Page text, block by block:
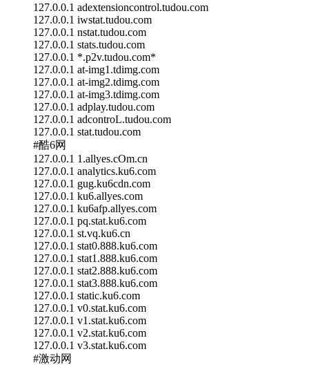
127.0.0.1 adextensioncontrol.tudou.com
127.0.0.1 iwstat.tudou.com
127.0.0.1 nstat.tudou.com
127.0.0.1 stats.tudou.com
127.0.0.1 *.p2v.tudou.com*
127.0.0.1 at-img1.tdimg.com
127.0.0.1 at-img2.tdimg.com
127.0.0.1 at-img3.tdimg.com
127.0.0.1 adplay.tudou.com
127.0.0.1 adcontroL.tudou.com
127.0.0.1 stat.tudou.com
#酷6网
127.0.0.1 1.allyes.cOm.cn
127.0.0.1 analytics.ku6.com
127.0.0.1 gug.ku6cdn.com
127.0.0.1 ku6.allyes.com
127.0.0.1 ku6afp.allyes.com
127.0.0.1 pq.stat.ku6.com
127.0.0.1 st.vq.ku6.cn
127.0.0.1 stat0.888.ku6.com
127.0.0.1 stat1.888.ku6.com
127.0.0.1 stat2.888.ku6.com
127.0.0.1 stat3.888.ku6.com
127.0.0.1 static.ku6.com
127.0.0.1 v0.stat.ku6.com
127.0.0.1 v1.stat.ku6.com
127.0.0.1 v2.stat.ku6.com
127.0.0.1 v3.stat.ku6.com
#激动网